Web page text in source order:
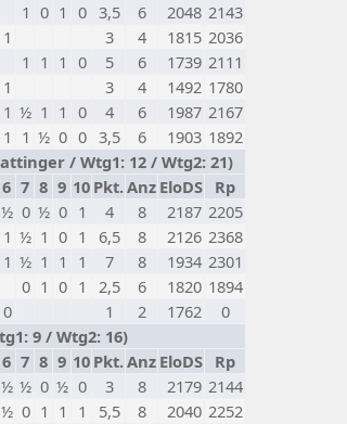
1 0 1 0 3,5 6 2048 2143
1 3 4 1815 2036
1 1 1 0 5 6 1739 2111
1 3 4 1492 1780
1 ½ 1 1 0 4 6 1987 2167
1 1 ½ 0 0 3,5 6 1903 1892
/ Wtg1: 12 / Wtg2: 21)
6 7 8 9 10 Pkt.Anz EloDS Rp
½ 0 ½ 0 1 4 8 2187 2205
1 ½ 1 0 1 6,5 8 2126 2368
1 ½ 1 1 1 7 8 1934 2301
0 1 0 1 2,5 6 1820 1894
0 1 2 1762
0
9 / Wtg2: 16)
6 7 8 9 10 Pkt.Anz EloDS Rp
½ ½ 0 ½ 0 3 8 2179 2144
½ 0 1 1 1 5,5 8 2040 2252